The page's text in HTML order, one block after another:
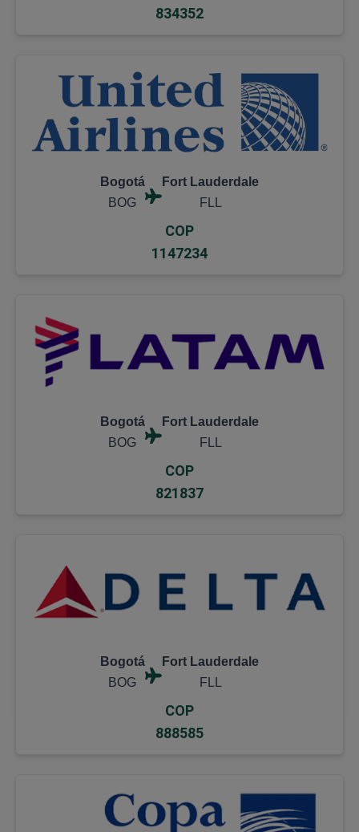
834352
Bogotá
BOG
Fort Lauderdale
FLL
COP
1147234
Bogotá
BOG
Fort Lauderdale
FLL
COP
821837
Bogotá
BOG
Fort Lauderdale
FLL
COP
888585